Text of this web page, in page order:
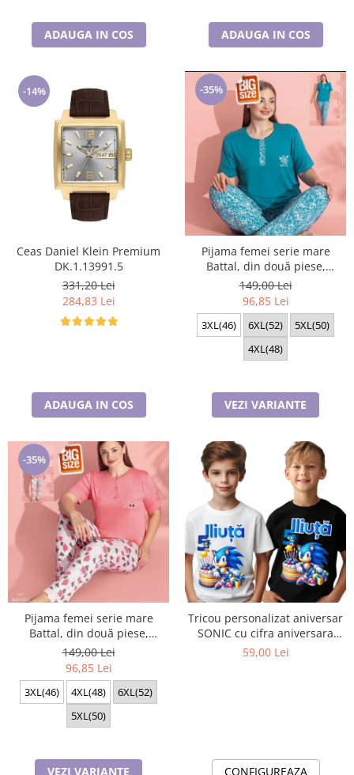
ADAUGA IN COS ADAUGA IN COS
-14%
Ceas Daniel Klein Premium
DK.1.13991.5
331,20 Lei
284,83 Lei
ADAUGA IN COS
-35%
Pijama femei serie mare
Battal, din două piese,
bumbac , Lux PIJ32974
149,00 Lei
96,85 Lei
3XL(46) 6XL(52)
5XL(50)
4XL(48)
VEZI VARIANTE
-35%
Pijama femei serie mare
Battal, din două piese,
bumbac , Lux PIJ300025
149,00 Lei
96,85 Lei
3XL(46) 4XL(48)
6XL(52)
5XL(50)
VEZI VARIANTE
Tricou personalizat aniversar
SONIC cu cifra aniversara
TAS101
59,00 Lei
CONFIGUREAZA